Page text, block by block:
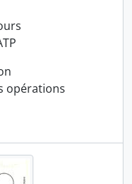
opérations